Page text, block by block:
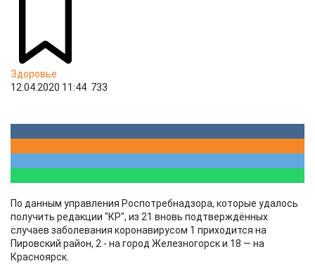
Здоровье
12.04.2020 11:44 733
По данным управления Роспотребнадзора, которые удалось
получить редакции "КР", из 21 вновь подтверждённых
случаев заболевания коронавирусом 1 приходится на
Пировский район, 2 - на город Железногорск и 18 — на
Красноярск.